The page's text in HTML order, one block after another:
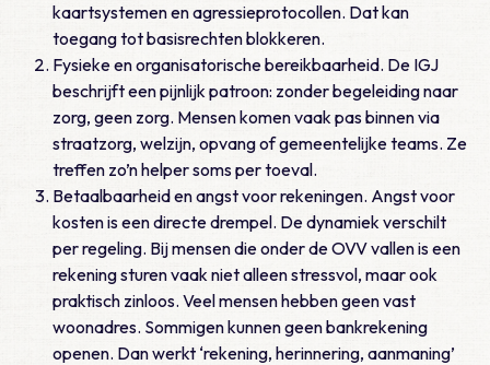
kaartsystemen en agressieprotocollen. Dat kan
toegang tot basisrechten blokkeren.
Fysieke en organisatorische bereikbaarheid. De IGJ
beschrijft een pijnlijk patroon: zonder begeleiding naar
zorg, geen zorg. Mensen komen vaak pas binnen via
straatzorg, welzijn, opvang of gemeentelijke teams. Ze
treffen zo’n helper soms per toeval.
Betaalbaarheid en angst voor rekeningen. Angst voor
kosten is een directe drempel. De dynamiek verschilt
per regeling. Bij mensen die onder de OVV vallen is een
rekening sturen vaak niet alleen stressvol, maar ook
praktisch zinloos. Veel mensen hebben geen vast
woonadres. Sommigen kunnen geen bankrekening
openen. Dan werkt ‘rekening, herinnering, aanmaning’